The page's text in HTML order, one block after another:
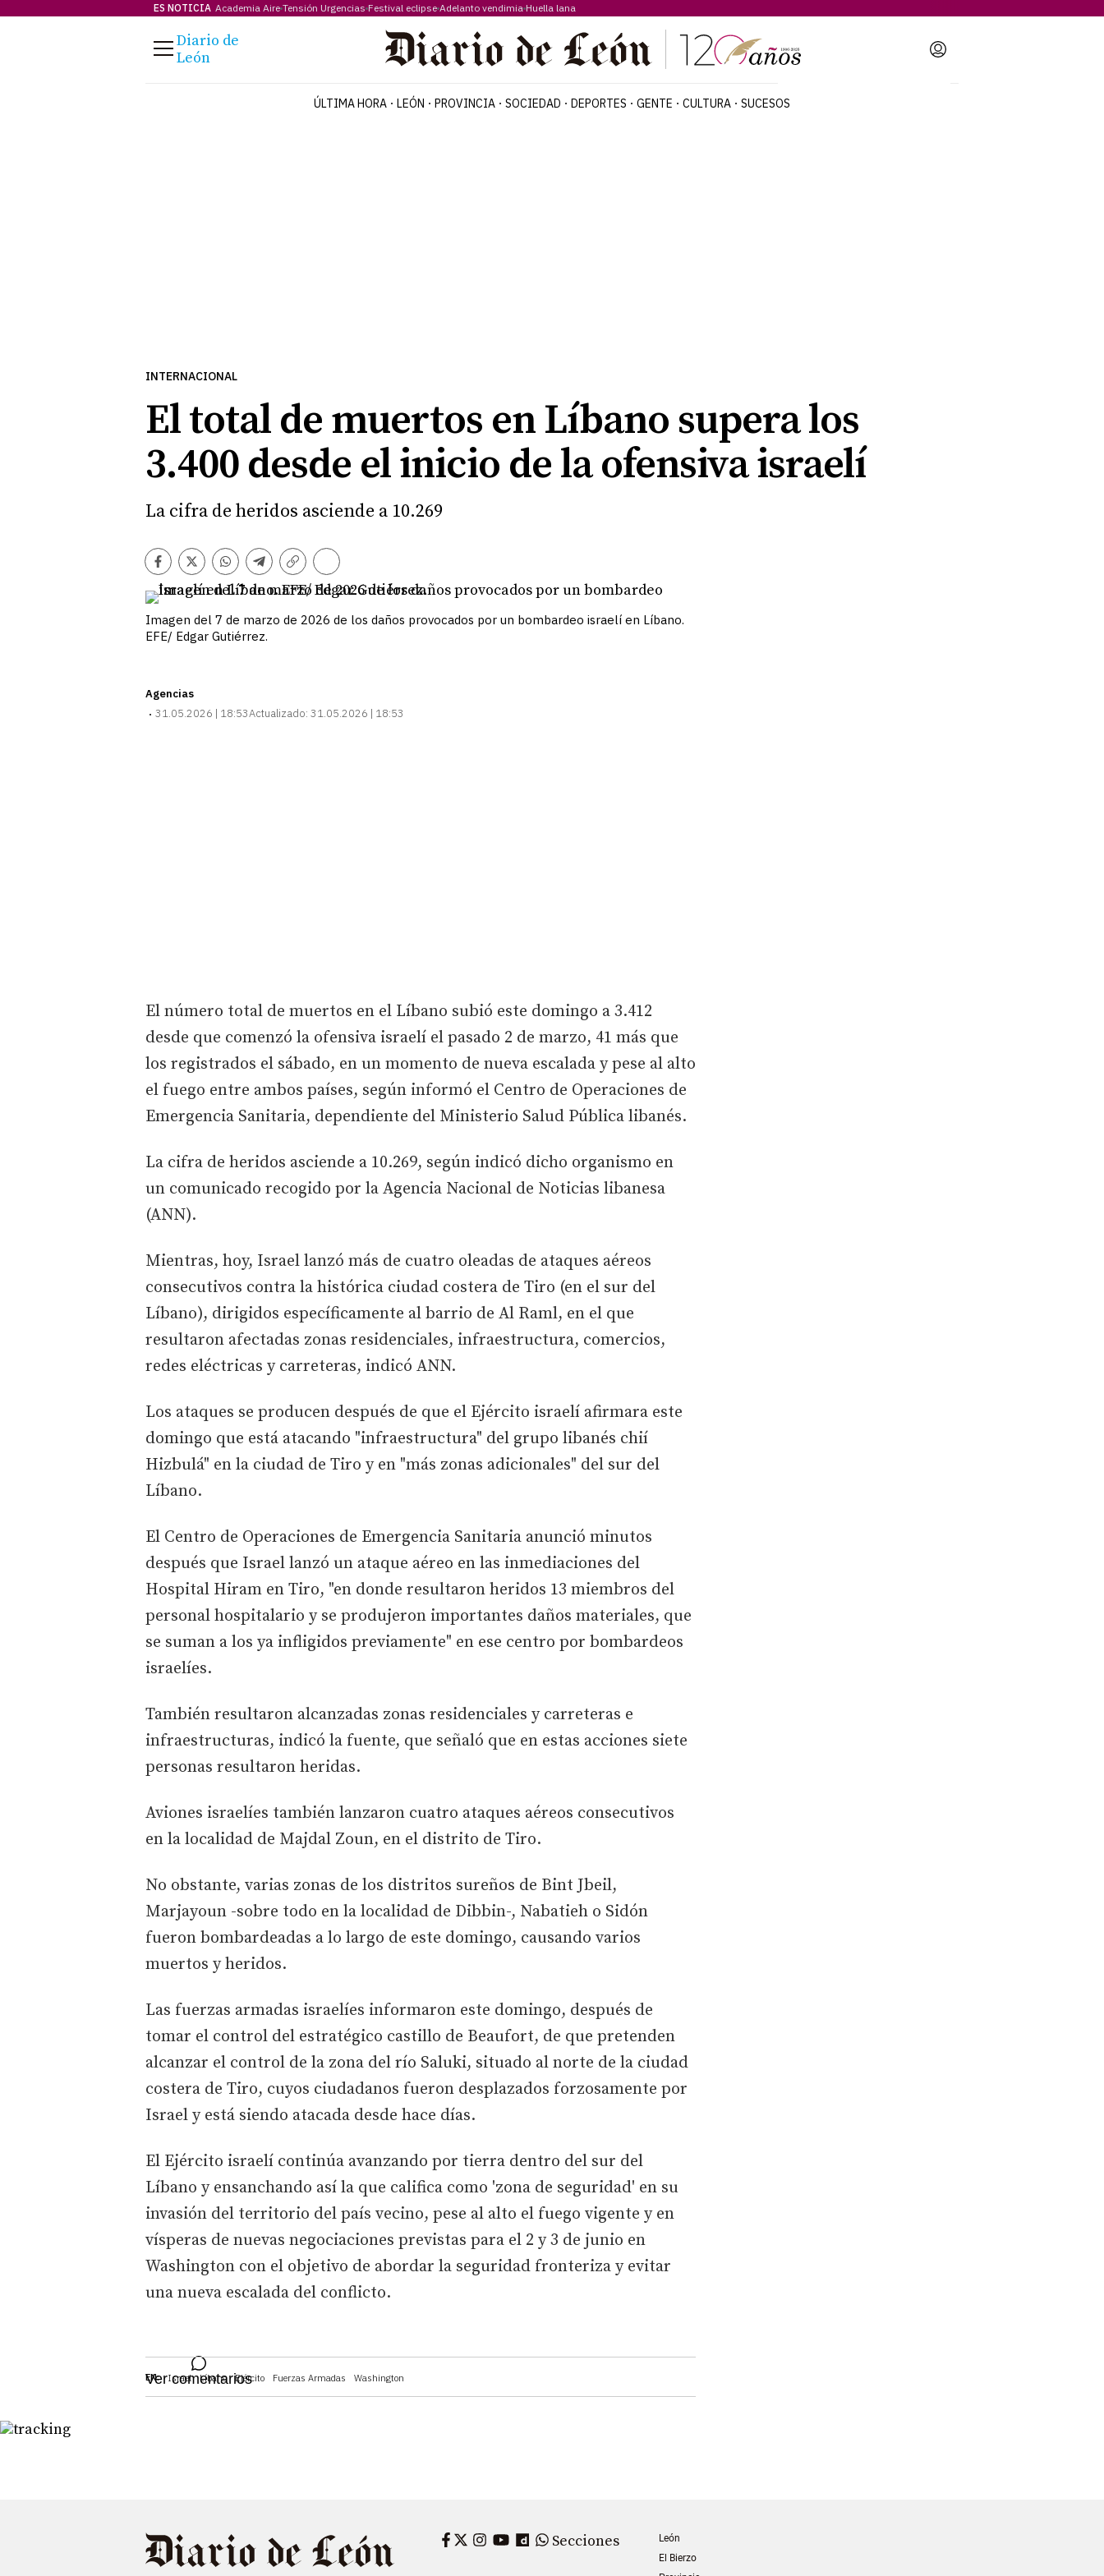
ES NOTICIA Academia Aire Tensión Urgencias Festival eclipse Adelanto vendimia Huella lana
Menú
Diario de
León
Login
ÚLTIMA HORA LEÓN PROVINCIA SOCIEDAD DEPORTES GENTE CULTURA SUCESOS
INTERNACIONAL
El total de muertos en Líbano supera los
3.400 desde el inicio de la ofensiva israelí
La cifra de heridos asciende a 10.269
Facebook
TwitterWhatsapp
Telegram
Copiar
enlace
Comentarios
Imagen del 7 de marzo de 2026 de los daños provocados por un bombardeo israelí en Líbano.
EFE/ Edgar Gutiérrez.
Agencias
31.05.2026 | 18:53Actualizado: 31.05.2026 | 18:53
EN: Israel Líbano Ejército Fuerzas Armadas Washington
El número total de muertos en el Líbano subió este domingo a 3.412
desde que comenzó la ofensiva israelí el pasado 2 de marzo, 41 más que
los registrados el sábado, en un momento de nueva escalada y pese al alto
el fuego entre ambos países, según informó el Centro de Operaciones de
Emergencia Sanitaria, dependiente del Ministerio Salud Pública libanés.
La cifra de heridos asciende a 10.269, según indicó dicho organismo en
un comunicado recogido por la Agencia Nacional de Noticias libanesa
(ANN).
Mientras, hoy, Israel lanzó más de cuatro oleadas de ataques aéreos
consecutivos contra la histórica ciudad costera de Tiro (en el sur del
Líbano), dirigidos específicamente al barrio de Al Raml, en el que
resultaron afectadas zonas residenciales, infraestructura, comercios,
redes eléctricas y carreteras, indicó ANN.
Los ataques se producen después de que el Ejército israelí afirmara este
domingo que está atacando "infraestructura" del grupo libanés chií
Hizbulá" en la ciudad de Tiro y en "más zonas adicionales" del sur del
Líbano.
El Centro de Operaciones de Emergencia Sanitaria anunció minutos
después que Israel lanzó un ataque aéreo en las inmediaciones del
Hospital Hiram en Tiro, "en donde resultaron heridos 13 miembros del
personal hospitalario y se produjeron importantes daños materiales, que
se suman a los ya infligidos previamente" en ese centro por bombardeos
israelíes.
También resultaron alcanzadas zonas residenciales y carreteras e
infraestructuras, indicó la fuente, que señaló que en estas acciones siete
personas resultaron heridas.
Aviones israelíes también lanzaron cuatro ataques aéreos consecutivos
en la localidad de Majdal Zoun, en el distrito de Tiro.
No obstante, varias zonas de los distritos sureños de Bint Jbeil,
Marjayoun -sobre todo en la localidad de Dibbin-, Nabatieh o Sidón
fueron bombardeadas a lo largo de este domingo, causando varios
muertos y heridos.
Las fuerzas armadas israelíes informaron este domingo, después de
tomar el control del estratégico castillo de Beaufort, de que pretenden
alcanzar el control de la zona del río Saluki, situado al norte de la ciudad
costera de Tiro, cuyos ciudadanos fueron desplazados forzosamente por
Israel y está siendo atacada desde hace días.
El Ejército israelí continúa avanzando por tierra dentro del sur del
Líbano y ensanchando así la que califica como 'zona de seguridad' en su
invasión del territorio del país vecino, pese al alto el fuego vigente y en
vísperas de nuevas negociaciones previstas para el 2 y 3 de junio en
Washington con el objetivo de abordar la seguridad fronteriza y evitar
una nueva escalada del conflicto.
Ver comentarios
Facebook
Twitter
Instagram
YouTube
Dailymotion
WhatsApp
Secciones
León
El Bierzo